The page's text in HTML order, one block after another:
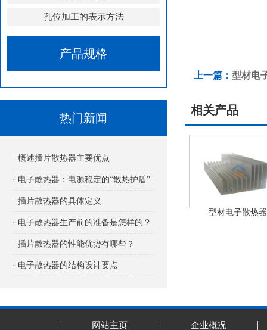
孔位加工的表示方法
产品规格
热门新闻
· 概述插片散热器主要优点
· 电子散热器：电源稳定的“散热护盾”
· 插片散热器的具体定义
· 电子散热器生产前的准备是怎样的？
· 插片散热器的性能优势有哪些？
· 电子散热器的结构设计要点
上一篇： 型材电
相关产品
型材电子散热器
网站主页 企业概况